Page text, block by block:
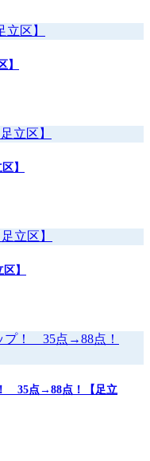
】
】
35点→88点！【足立